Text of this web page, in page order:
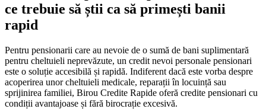
ce trebuie să știi ca să primești banii
rapid
Pentru pensionarii care au nevoie de o sumă de bani suplimentară
pentru cheltuieli neprevăzute, un credit nevoi personale pensionari
este o soluție accesibilă și rapidă. Indiferent dacă este vorba despre
acoperirea unor cheltuieli medicale, reparații în locuință sau
sprijinirea familiei, Birou Credite Rapide oferă credite pensionari cu
condiții avantajoase și fără birocrație excesivă.